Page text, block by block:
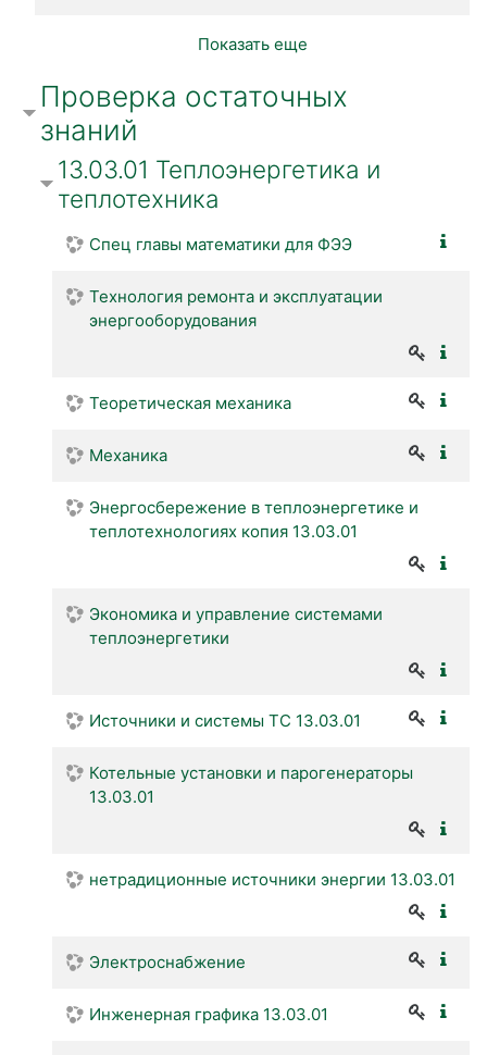
Показать еще
Проверка остаточных
знаний
13.03.01 Теплоэнергетика и
теплотехника
Спец главы математики для ФЭЭ
Технология ремонта и эксплуатации
энергооборудования
Теоретическая механика
Механика
Энергосбережение в теплоэнергетике и
теплотехнологиях копия 13.03.01
Экономика и управление системами
теплоэнергетики
Источники и системы ТС 13.03.01
Котельные установки и парогенераторы
13.03.01
нетрадиционные источники энергии 13.03.01
Электроснабжение
Инженерная графика 13.03.01